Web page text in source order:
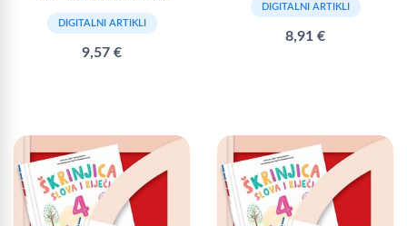
DIGITALNI ARTIKLI
9,57 €
DIGITALNI ARTIKLI
8,91 €